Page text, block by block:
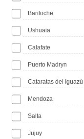
Bariloche
Ushuaia
Calafate
Puerto Madryn
Cataratas del Iguazú
Mendoza
Salta
Jujuy